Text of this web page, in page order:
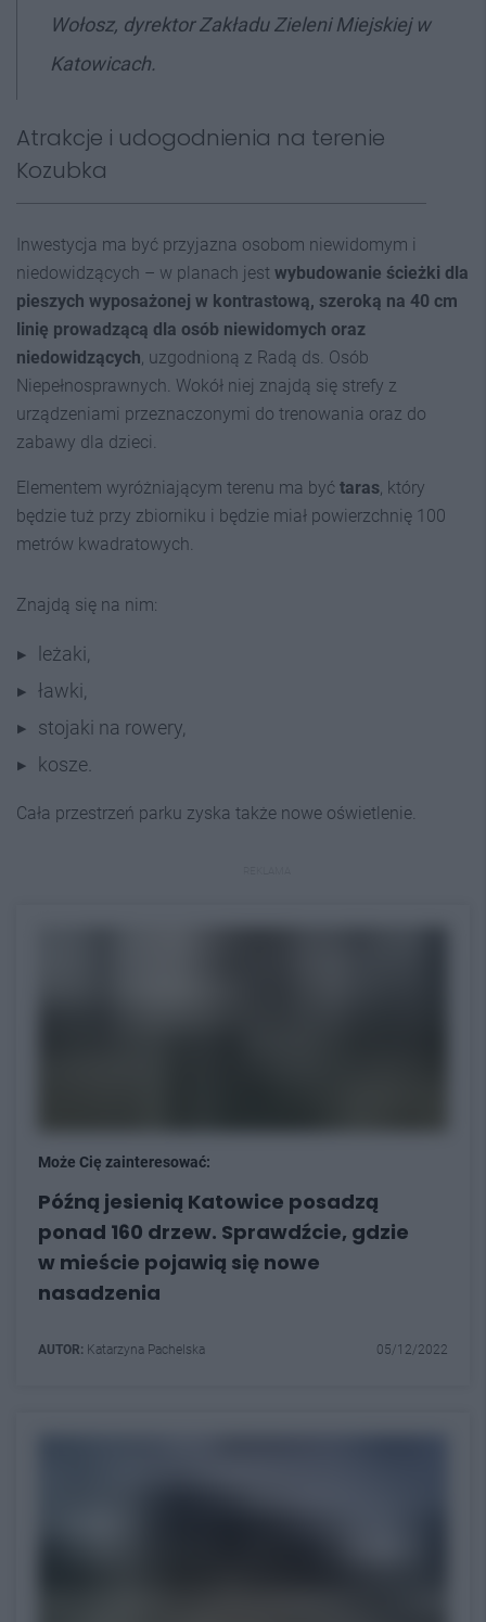
Wołosz, dyrektor Zakładu Zieleni Miejskiej w
Katowicach.
Atrakcje i udogodnienia na terenie
Kozubka
Inwestycja ma być przyjazna osobom niewidomym i
niedowidzących – w planach jest wybudowanie ścieżki dla
pieszych wyposażonej w kontrastową, szeroką na 40 cm
linię prowadzącą dla osób niewidomych oraz
niedowidzących , uzgodnioną z Radą ds. Osób
Niepełnosprawnych. Wokół niej znajdą się strefy z
urządzeniami przeznaczonymi do trenowania oraz do
zabawy dla dzieci.
Elementem wyróżniającym terenu ma być taras , który
będzie tuż przy zbiorniku i będzie miał powierzchnię 100
metrów kwadratowych.
Znajdą się na nim:
leżaki,
ławki,
stojaki na rowery,
kosze.
Cała przestrzeń parku zyska także nowe oświetlenie.
Może Cię zainteresować:
Późną jesienią Katowice posadzą
ponad 160 drzew. Sprawdźcie, gdzie
w mieście pojawią się nowe
nasadzenia
AUTOR: Katarzyna Pachelska 05/12/2022